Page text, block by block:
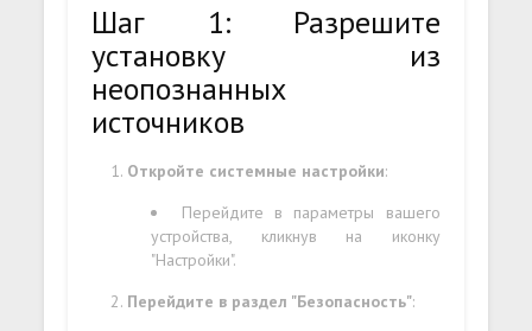
Шаг 1: Разрешите
установку из
неопознанных
источников
Откройте системные настройки:
Перейдите в параметры вашего
устройства, кликнув на иконку
"Настройки".
Перейдите в раздел "Безопасность":